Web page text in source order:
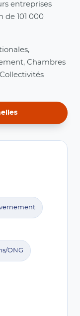
entreprises
de 101 000
Chambres
ONG